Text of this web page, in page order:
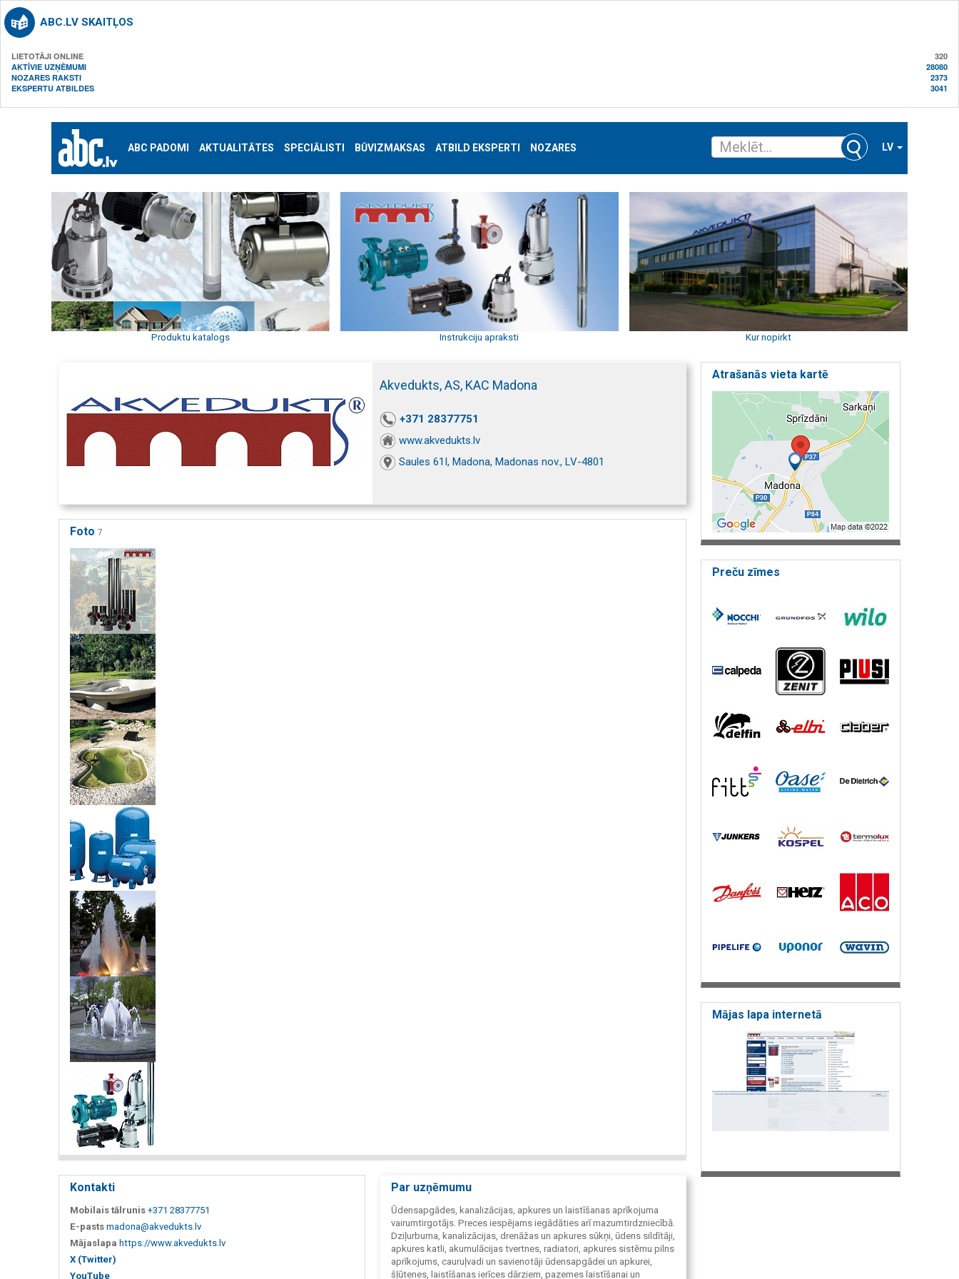
ABC.LV SKAITĻOS
LIETOTĀJI ONLINE
320
AKTĪVIE UZŅĒMUMI
28080
NOZARES RAKSTI
2373
EKSPERTU ATBILDES
3041
ABC PADOMI AKTUALITĀTES SPECIĀLISTI BŪVIZMAKSAS ATBILD EKSPERTI NOZARES LV
Produktu katalogs Instrukciju apraksti Kur nopirkt
Akvedukts, AS, KAC Madona
+371 28377751
www.akvedukts.lv
Saules 61I, Madona, Madonas nov., LV-4801
Foto 7
Kontakti
Mobilais tālrunis +371 28377751
E-pasts madona@akvedukts.lv
Mājaslapa https://www.akvedukts.lv
X (Twitter)
YouTube
Par uzņēmumu
Ūdensapgādes, kanalizācijas, apkures un laistīšanas aprīkojuma
vairumtirgotājs. Preces iespējams iegādāties arī mazumtirdzniecībā.
Dziļurbuma, kanalizācijas, drenāžas un apkures sūkņi, ūdens sildītāji,
apkures katli, akumulācijas tvertnes, radiatori, apkures sistēmu pilns
aprīkojums, cauruļvadi un savienotāji ūdensapgādei un apkurei,
šļūtenes, laistīšanas ierīces dārziem, pazemes laistīšanai un
Atrašanās vieta kartē
Preču zīmes
Mājas lapa internetā